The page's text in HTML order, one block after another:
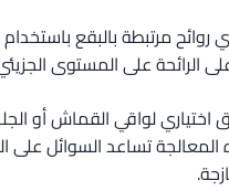
روائح مرتبطة بالبقع
الرائحة على المستوى
اختياري لواقي القماش أو
المعالجة تساعد السوائل